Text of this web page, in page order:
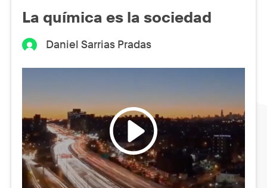
La química es la sociedad
Daniel Sarrias Pradas